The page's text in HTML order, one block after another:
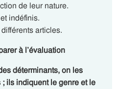
de leur nature.
indéfinis.
articles.
à l’évaluation
déterminants, on les
; ils indiquentle genre et le